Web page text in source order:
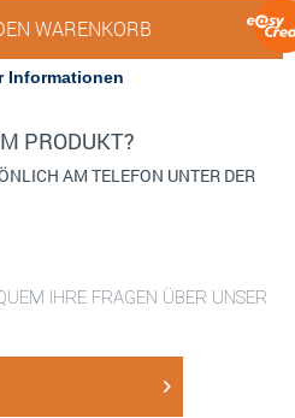
WARENKORB
PRODUKT?
AM TELEFON UNTER DER
IHRE FRAGEN ÜBER UNSER